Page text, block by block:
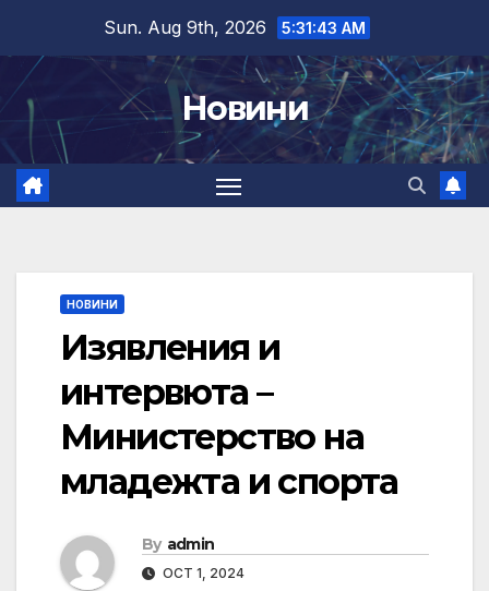
content
Sun. Aug 9th, 2026 5:31:44 AM
Новини
НОВИНИ
Изявления и
интервюта –
Министерство на
младежта и спорта
By admin
OCT 1, 2024